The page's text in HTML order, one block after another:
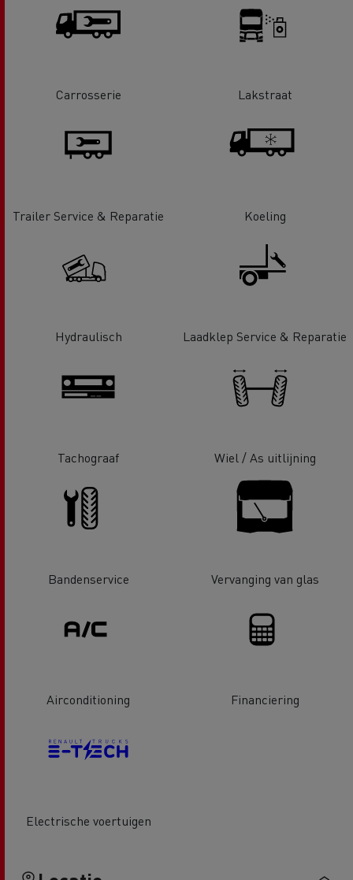
Carrosserie Lakstraat
Trailer Service & Reparatie Koeling
Hydraulisch Laadklep Service & Reparatie
Tachograaf Wiel / As uitlijning
Bandenservice Vervanging van glas
Airconditioning Financiering
Electrische voertuigen